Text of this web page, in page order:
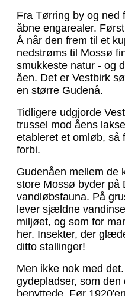
Fra Tørring by og ned
åbne engarealer.
Å når den frem til et
nedstrøms til Mossø
smukkeste natur - og
åen. Det er Vestbirk
en større Gudenå.
Tidligere udgjorde
trussel mod åens
etableret et omløb, så
forbi.
Gudenåen mellem de
store Mossø byder på
vandløbsfauna. På
lever sjældne
miljøet, og som for
her. Insekter, der
ditto stallinger!
Men ikke nok med
gydepladser, som
benyttede. Før